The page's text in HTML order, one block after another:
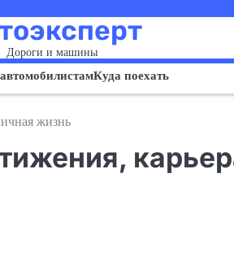
Дороги и машины
Куда поехать
жизнь